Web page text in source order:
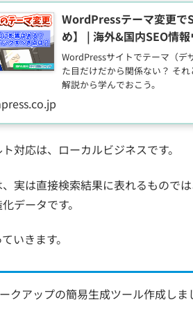
WordPressテーマ変更で
め】 | 海外&国内SEO情
WordPressサイトでテーマ（デ
た目だけだから関係ない？ そ
解説から学んでおこう。
対応は、ローカルビジネスです。
実は直接検索結果に表れるもので
データです。
いきます。
クアップの簡易生成ツール作成しま